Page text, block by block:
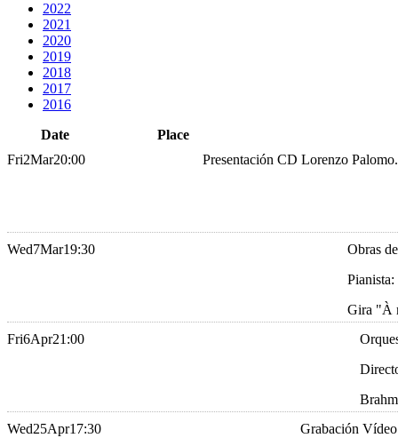
2022
2021
2020
2019
2018
2017
2016
Date
Place
Fri2Mar20:00 Presentación CD Lorenzo Palomo.
Wed7Mar19:30
Obras
Gira "À
Fri6Apr21:00
Wed25Apr17:30
Grabación